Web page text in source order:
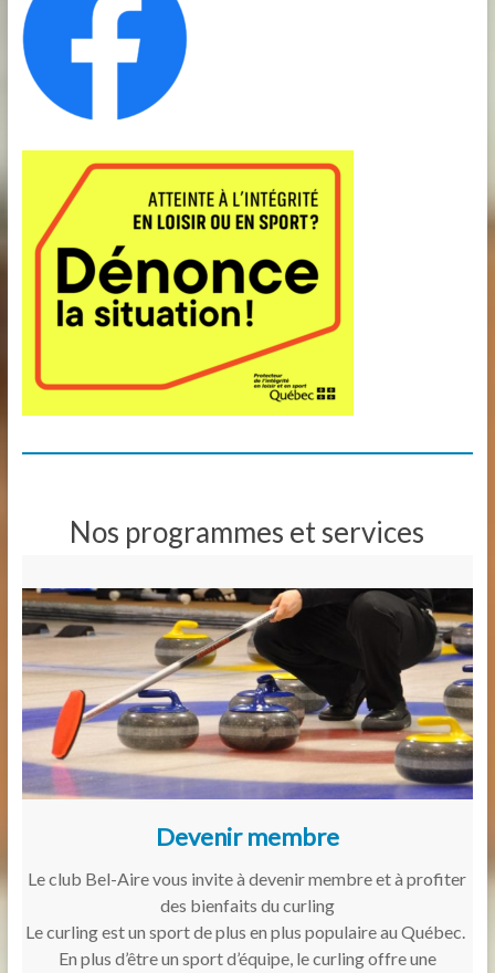
Nos programmes et services
Devenir membre
Le club Bel-Aire vous invite à devenir membre et à profiter
des bienfaits du curling
Le curling est un sport de plus en plus populaire au Québec.
En plus d’être un sport d’équipe, le curling offre une